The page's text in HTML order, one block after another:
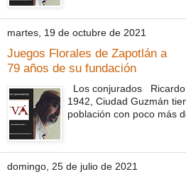
martes, 19 de octubre de 2021
Juegos Florales de Zapotlán a
79 años de su fundación
Los conjurados
1942, Ciudad Guzmán
población con poco más
domingo, 25 de julio de 2021